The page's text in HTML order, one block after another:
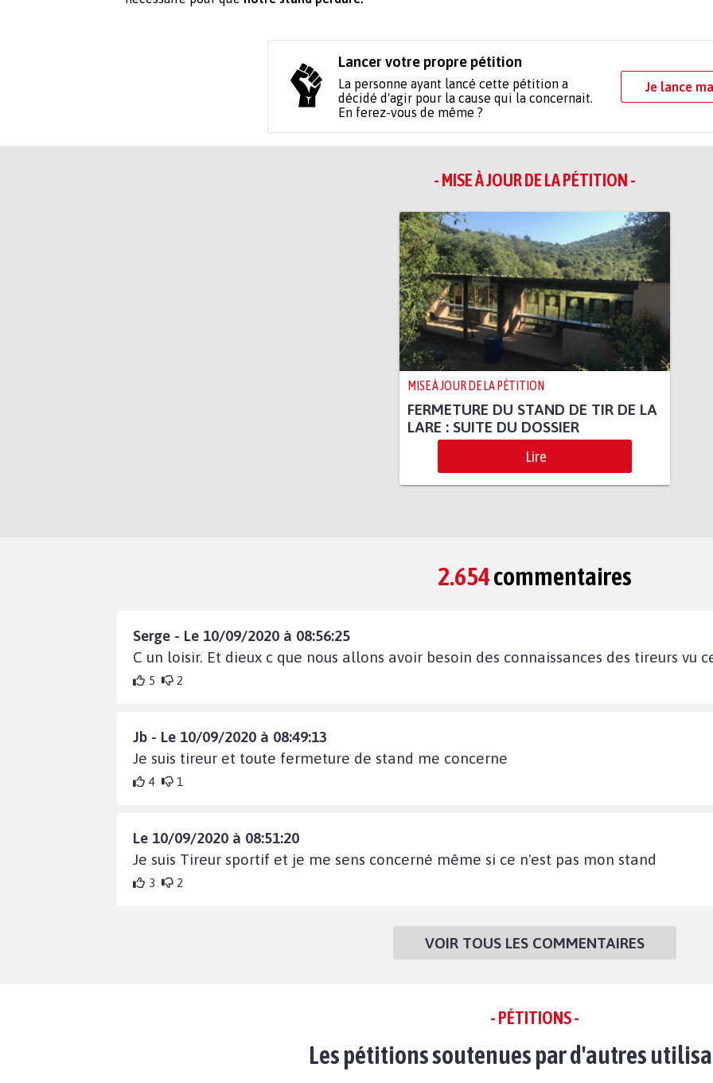
Lancer votre propre pétition
La personne ayant lancé cette pétition a
décidé d'agir pour la cause qui la concernait.
En ferez-vous de même ?
Je lance
- MISE À JOUR DE LA PÉTITION -
MISE À JOUR DE LA PÉTITION
FERMETURE DU STAND DE TIR DE LA
LARE : SUITE DU DOSSIER
Lire
2.654commentaires
Serge - Le 10/09/2020 à 08:56:25
C un loisir. Et dieux c que nous allons avoir besoin des connaissances des tireurs vu
5 2
Jb - Le 10/09/2020 à 08:49:13
Je suis tireur et toute fermeture de stand me concerne
4 1
Le 10/09/2020 à 08:51:20
Je suis Tireur sportif et je me sens concerné même si ce n'est pas mon stand
3 2
VOIR TOUS LES COMMENTAIRES
- PÉTITIONS -
Les pétitions soutenues par d'autres